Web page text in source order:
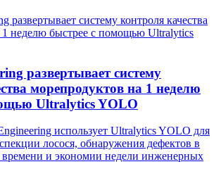
развертывает систему
морепродуктов на 1 неделю
Ultralytics YOLO
использует Ultralytics YOLO для
лосося, обнаружения дефектов в
времени и экономии недели инженерных